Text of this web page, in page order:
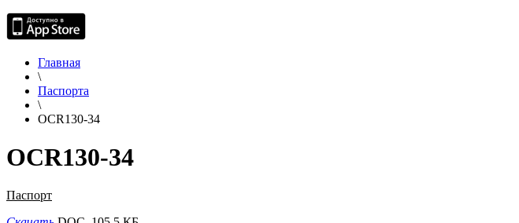
Главная
\
Паспорта
\
OCR130-34
OCR130-34
Паспорт